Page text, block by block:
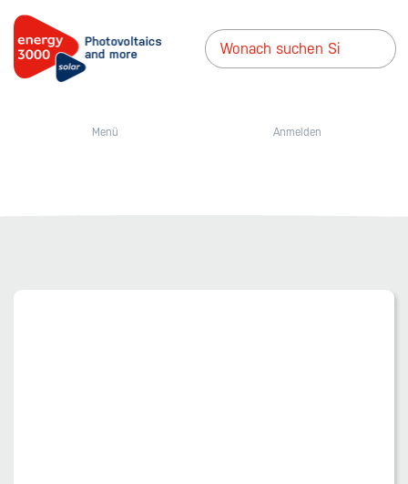
Menü Anmelden